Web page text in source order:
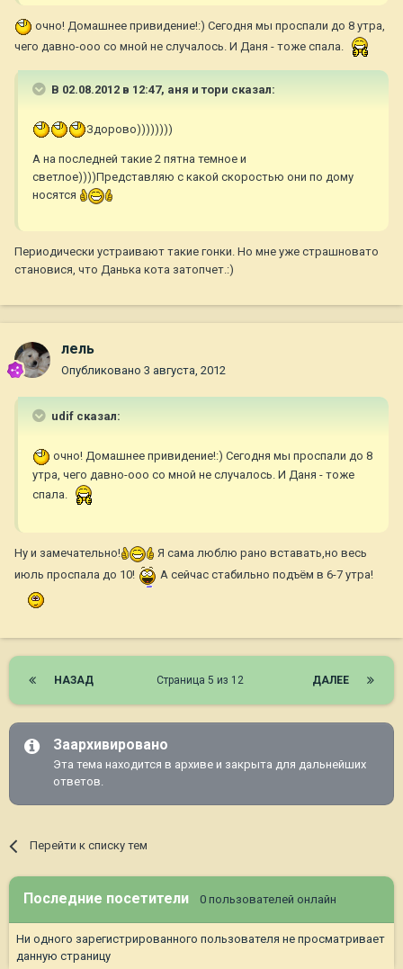
очно! Домашнее привидение!:) Сегодня мы проспали до 8 утра,
чего давно-ооо со мной не случалось. И Даня - тоже спала.
В 02.08.2012 в 12:47, аня и тори сказал:
Здорово))))))))
А на последней такие 2 пятна темное и
светлое))))Представляю с какой скоростью они по дому
носятся
Периодически устраивают такие гонки. Но мне уже страшновато
становися, что Данька кота затопчет.:)
лель
Опубликовано 3 августа, 2012
udif сказал:
очно! Домашнее привидение!:) Сегодня мы проспали до 8
утра, чего давно-ооо со мной не случалось. И Даня - тоже
спала.
Ну и замечательно!
Я сама люблю рано вставать,но весь
июль проспала до 10!
А сейчас стабильно подъём в 6-7 утра!
НАЗАД ДАЛЕЕ
Страница 5 из 12
Заархивировано
Эта тема находится в архиве и закрыта для дальнейших
ответов.
Перейти к списку тем
Последние посетители 0 пользователей онлайн
Ни одного зарегистрированного пользователя не просматривает
данную страницу